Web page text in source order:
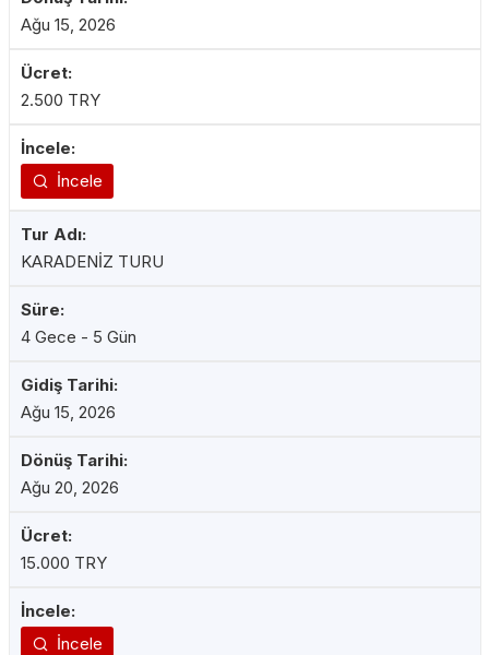
Ağu 15, 2026
2.500 TRY
İncele
KARADENİZ TURU
4 Gece - 5 Gün
Ağu 15, 2026
Ağu 20, 2026
15.000 TRY
İncele